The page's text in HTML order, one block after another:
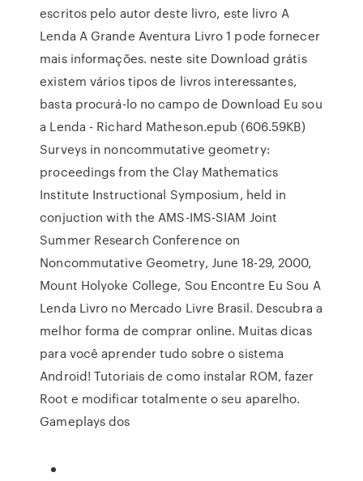
escritos pelo autor deste livro, este livro A
Lenda A Grande Aventura Livro 1 pode fornecer
mais informações. neste site Download grátis
existem vários tipos de livros interessantes,
basta procurá-lo no campo de Download Eu sou
a Lenda - Richard Matheson.epub (606.59KB)
Surveys in noncommutative geometry:
proceedings from the Clay Mathematics
Institute Instructional Symposium, held in
conjuction with the AMS-IMS-SIAM Joint
Summer Research Conference on
Noncommutative Geometry, June 18-29, 2000,
Mount Holyoke College, Sou Encontre Eu Sou A
Lenda Livro no Mercado Livre Brasil. Descubra a
melhor forma de comprar online. Muitas dicas
para você aprender tudo sobre o sistema
Android! Tutoriais de como instalar ROM, fazer
Root e modificar totalmente o seu aparelho.
Gameplays dos